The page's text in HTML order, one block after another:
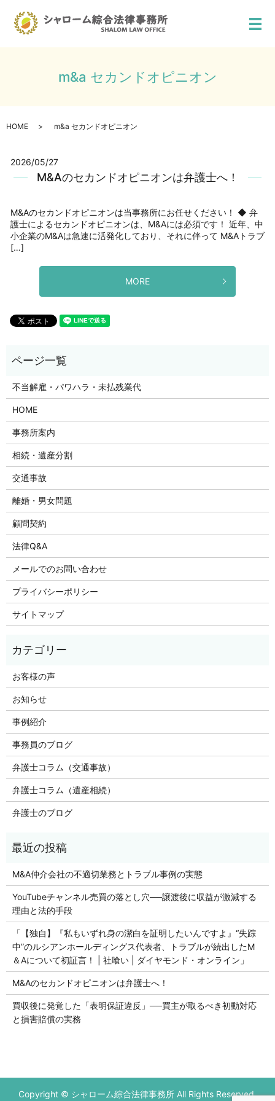
メ
m&a セカンドオピニオン
HOME m&a セカンドオピニオン
2026/05/27
M&Aのセカンドオピニオンは弁護士へ！
M&Aのセカンドオピニオンは当事務所にお任せください！ ◆ 弁
護士によるセカンドオピニオンは、M&Aには必須です！ 近年、中
小企業のM&Aは急速に活発化しており、それに伴って M&Aトラブ
[…]
MORE
不当解雇・パワハラ・未払残業代
HOME
事務所案内
相続・遺産分割
交通事故
離婚・男女問題
顧問契約
法律Q&A
メールでのお問い合わせ
プライバシーポリシー
サイトマップ
お客様の声
お知らせ
事例紹介
事務員のブログ
弁護士コラム（交通事故）
弁護士コラム（遺産相続）
弁護士のブログ
M&A仲介会社の不適切業務とトラブル事例の実態
YouTubeチャンネル売買の落とし穴──譲渡後に収益が激減する
理由と法的手段
「【独自】『私もいずれ身の潔白を証明したいんですよ』“失踪
中”のルシアンホールディングス代表者、トラブルが続出したM
＆Aについて初証言！ | 社喰い | ダイヤモンド・オンライン」
M&Aのセカンドオピニオンは弁護士へ！
買収後に発覚した「表明保証違反」──買主が取るべき初動対応
と損害賠償の実務
初回の法律相談無料です。
営業時間 平日9：00～17：00
Copyright © シャローム綜合法律事務所 All Rights Reserved.